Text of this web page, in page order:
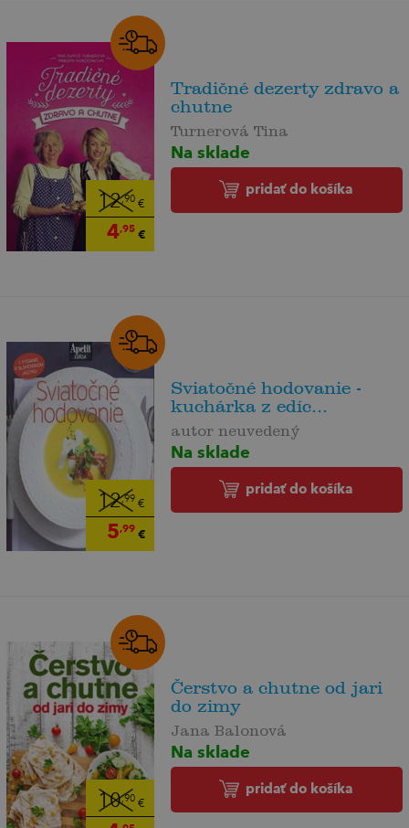
12,90€
4,95€
Tradičné dezerty zdravo a
chutne
Turnerová Tina
Na sklade
pridať do košíka
12,99 €
5,99 €
Sviatočné hodovanie -
kuchárka z edíc...
autor neuvedený
Na sklade
pridať do košíka
10,90€
Čerstvo a chutne od jari
do zimy
Jana Balonová
Na sklade
pridať do košíka